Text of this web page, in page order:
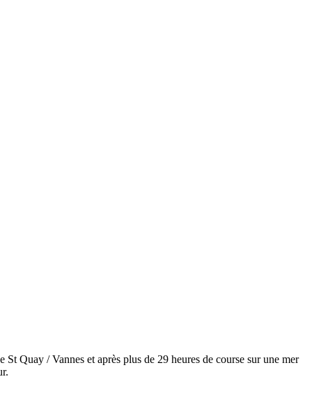
Quay / Vannes et après plus de 29 heures de course sur une mer